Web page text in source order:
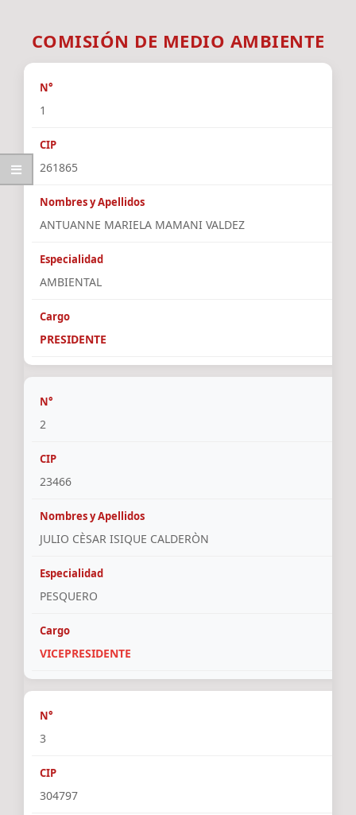
COMISIÓN DE MEDIO AMBIENTE
1
261865
ANTUANNE MARIELA MAMANI VALDEZ
AMBIENTAL
PRESIDENTE
2
23466
JULIO CÈSAR ISIQUE CALDERÒN
PESQUERO
VICEPRESIDENTE
3
304797